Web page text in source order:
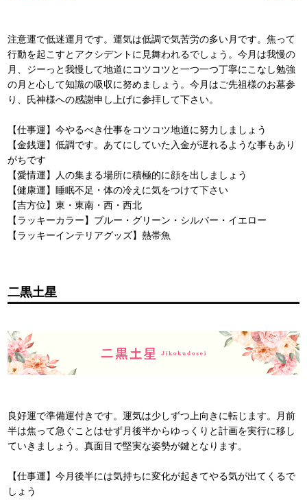
注意運で低迷運月です。運気は低調で気苦労の多い月です。焦って
行動を起こすとアクシデントに見舞われるでしょう。今月は我慢の
月、ジーっと我慢して地道にコツコツと一つ一つ丁寧にこなし勉強
の月と心して知識の吸収に努めましょう。今月はご先祖様のお墓参
り、氏神様への感謝申し上げに参拝して下さい。
【仕事運】今やるべき仕事をコツコツ地道に努力しましょう
【金銭運】低調です。あてにしていた入金が遅れるような事もあり
がちです
【愛情運】人の集まる場所に積極的に顔を出しましょう
【健康運】睡眠不足・体の冷えに気をつけて下さい
【吉方位】東・東南・西・西北
【ラッキーカラー】ブルー・グリーン・シルバー・イエロー
【ラッキーインテリアグッズ】熱帯魚
二黒土星
良好運で準備運付きです。運気は少しずつ上向きに転じます。月前
半は焦って急ぐことはせず月後半からゆっくりと計画を実行に移し
ていきましょう。真面目で堅実な姿勢が鍵となります。
【仕事運】今月後半には気持ちに変化が起きてやる気が出てくるで
しょう